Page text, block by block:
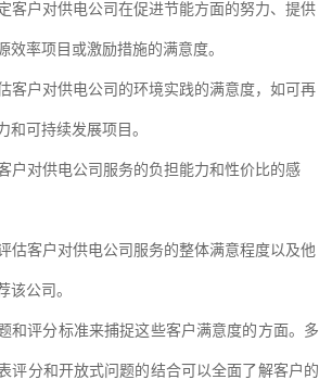
客户对供电公司在促进节能方面的努力、提供
效率项目或激励措施的满意度。
客户对供电公司的环境实践的满意度，如可再
和可持续发展项目。
户对供电公司服务的负担能力和性价比的感
估客户对供电公司服务的整体满意程度以及他
该公司。
和评分标准来捕捉这些客户满意度的方面。多
评分和开放式问题的结合可以全面了解客户的